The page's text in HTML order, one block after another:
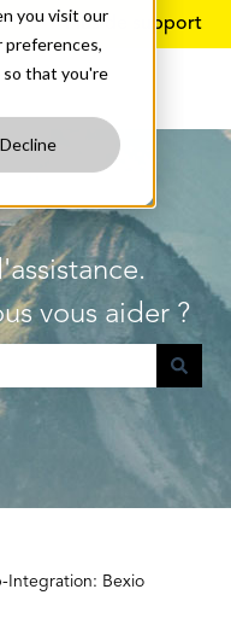
you visit our
preferences,
so that you're
Decline
pour les traductions
Plus de support
vous aider ?
de recherche est vide.
Integration: Bexio